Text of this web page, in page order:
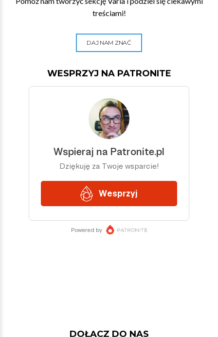
treściami!
DAJ NAM ZNAĆ
WESPRZYJ NA PATRONITE
DOŁĄCZ DO NAS